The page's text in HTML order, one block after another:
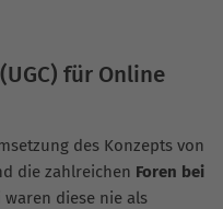
für Online
des Konzepts von
die zahlreichen Foren bei
waren diese nie als